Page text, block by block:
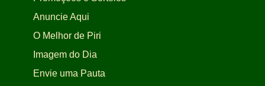
Anuncie Aqui
O Melhor de Piri
Imagem do Dia
Envie uma Pauta